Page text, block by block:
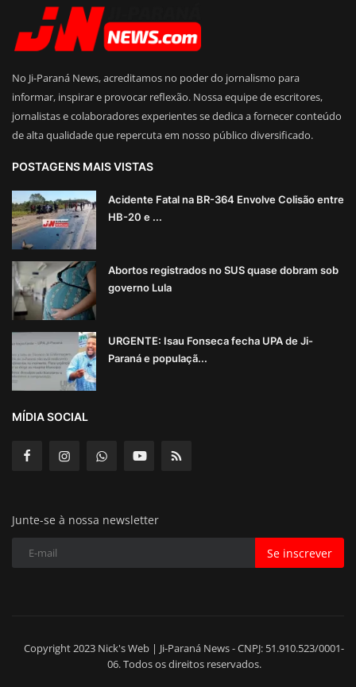
No Ji-Paraná News, acreditamos no poder do jornalismo para
informar, inspirar e provocar reflexão. Nossa equipe de escritores,
jornalistas e colaboradores experientes se dedica a fornecer conteúdo
de alta qualidade que repercuta em nosso público diversificado.
POSTAGENS MAIS VISTAS
Acidente Fatal na BR-364 Envolve Colisão entre
HB-20 e ...
Abortos registrados no SUS quase dobram sob
governo Lula
URGENTE: Isau Fonseca fecha UPA de Ji-
Paraná e populaçã...
MÍDIA SOCIAL
Junte-se à nossa newsletter
Se inscrever
Copyright 2023 Nick's Web | Ji-Paraná News - CNPJ: 51.910.523/0001-
06. Todos os direitos reservados.